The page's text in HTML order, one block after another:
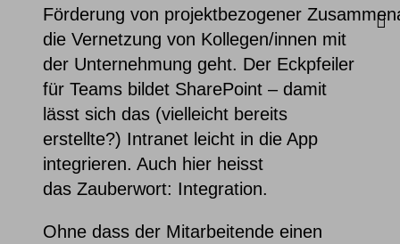
Förderung von projektbezogener
die Vernetzung von Kollegen/innen mit
der Unternehmung geht. Der Eckpfeiler
für Teams bildet SharePoint – damit
lässt sich das (vielleicht bereits
erstellte?) Intranet leicht in die App
integrieren. Auch hier heisst
das Zauberwort: Integration.
Ohne dass der Mitarbeitende einen